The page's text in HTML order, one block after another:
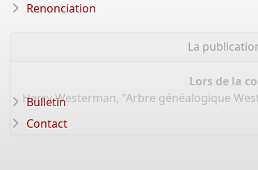
La
Lors de la
Harry Westerman, "Arbre généalogique
Renonciation
Bulletin
Contact